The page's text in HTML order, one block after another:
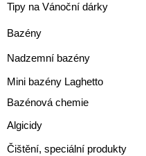
Tipy na Vánoční dárky
Bazény
Nadzemní bazény
Mini bazény Laghetto
Bazénová chemie
Algicidy
Čištění, speciální produkty